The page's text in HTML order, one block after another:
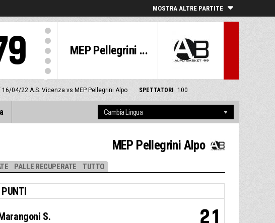
MOSTRA ALTRE PARTITE
MEP Pellegrini ...
16/04/22 A.S. Vicenza vs MEP Pellegrini Alpo SPETTATORI 100
PALLE RECUPERATE TUTTO
MEP Pellegrini Alpo
PUNTI
S. 21